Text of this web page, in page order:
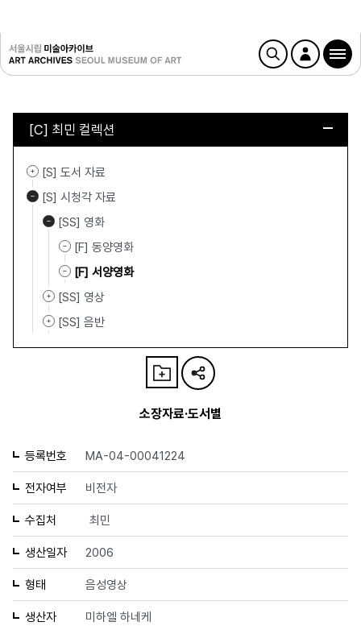
[C] 최민 컬렉션
[S] 도서 자료
[S] 시청각 자료
[SS] 영화
[F] 동양영화
[F] 서양영화
[SS] 영상
[SS] 음반
소장자료·도서별
등록번호 MA-04-00041224
전자여부 비전자
수집처 최민
생산일자 2006
형태 음성영상
생산자 미하엘 하네케